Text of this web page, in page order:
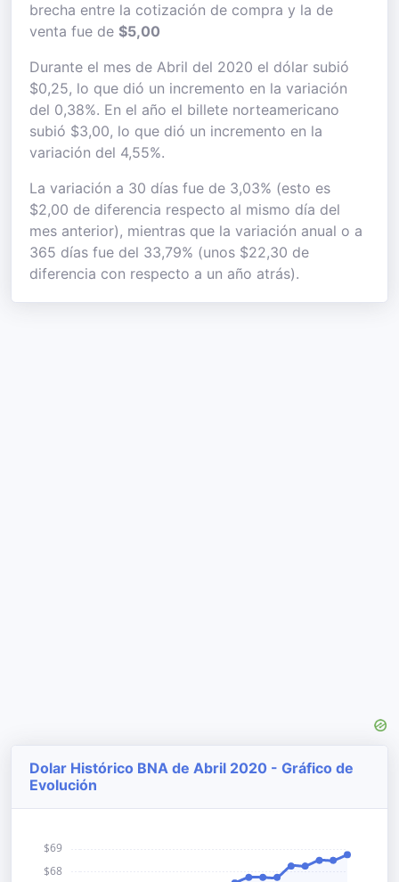
brecha entre la cotización de compra y la de
venta fue de $5,00
Durante el mes de Abril del 2020 el dólar subió
$0,25, lo que dió un incremento en la variación
del 0,38%. En el año el billete norteamericano
subió $3,00, lo que dió un incremento en la
variación del 4,55%.
La variación a 30 días fue de 3,03% (esto es
$2,00 de diferencia respecto al mismo día del
mes anterior), mientras que la variación anual o a
365 días fue del 33,79% (unos $22,30 de
diferencia con respecto a un año atrás).
Dolar Histórico BNA de Abril 2020 - Gráfico de
Evolución